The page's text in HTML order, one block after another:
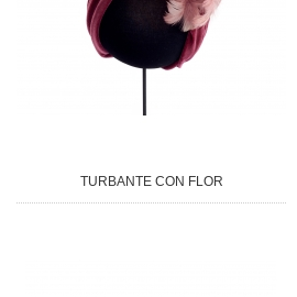
TURBANTE CON FLOR